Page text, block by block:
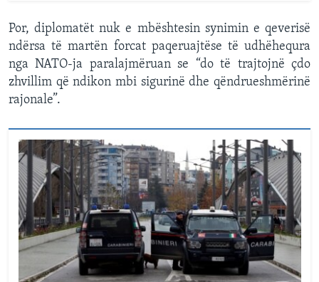
Por, diplomatët nuk e mbështesin synimin e qeverisë
ndërsa të martën forcat paqeruajtëse të udhëhequra
nga NATO-ja paralajmëruan se “do të trajtojnë çdo
zhvillim që ndikon mbi sigurinë dhe qëndrueshmërinë
rajonale”.